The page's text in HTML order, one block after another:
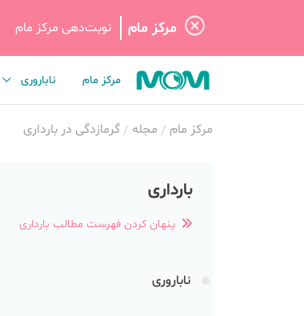
مرکز مام نوبت‌دهی مرکز مام
مرکز مام ناباروری
مرکز مام مجله گرمازدگی در بارداری
بارداری
پنهان کردن فهرست مطالب بارداری
ناباروری